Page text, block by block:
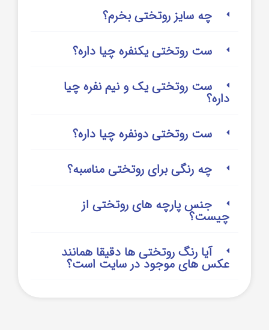
چه سایز روتختی بخرم؟
ست روتختی یکنفره چیا داره؟
ست روتختی یک و نیم نفره چیا
داره؟
ست روتختی دونفره چیا داره؟
چه رنگی برای روتختی مناسبه؟
جنس پارچه های روتختی از
چیست؟
آیا رنگ روتختی ها دقیقا همانند
عکس های موجود در سایت است؟